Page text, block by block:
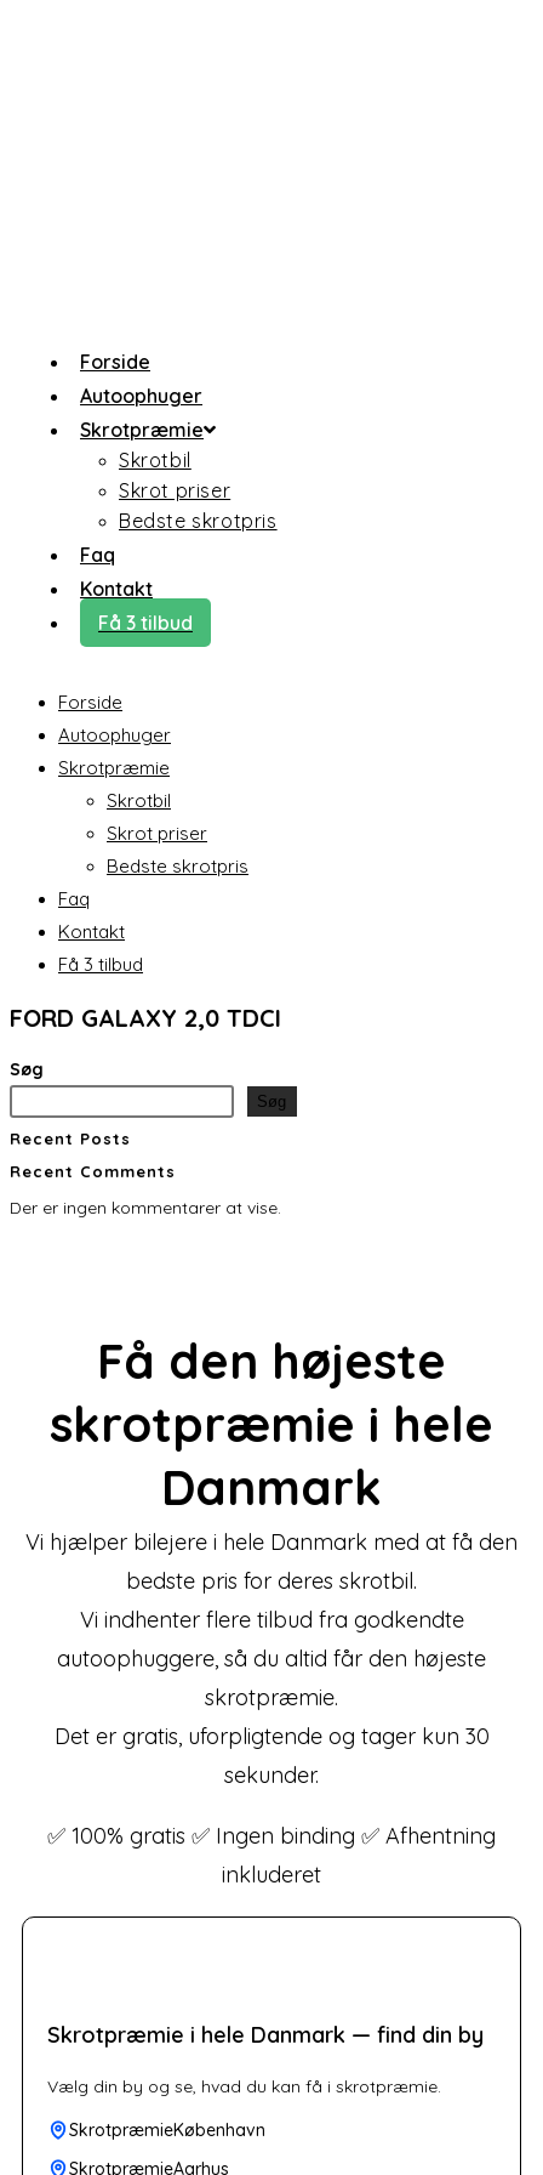
Forside
Autoophuger
Skrotpræmie
Skrotbil
Skrot priser
Bedste skrotpris
Faq
Kontakt
Få 3 tilbud
Forside
Autoophuger
Skrotpræmie
Skrotbil
Skrot priser
Bedste skrotpris
Faq
Kontakt
Få 3 tilbud
FORD GALAXY 2,0 TDCI
Søg
Søg
Recent Posts
Recent Comments
Der er ingen kommentarer at vise.
Få den højeste
skrotpræmie i hele
Danmark
Vi hjælper bilejere i hele Danmark med at få den
bedste pris for deres skrotbil.
Vi indhenter flere tilbud fra godkendte
autoophuggere, så du altid får den højeste
skrotpræmie.
Det er gratis, uforpligtende og tager kun 30
sekunder.
✅ 100% gratis ✅ Ingen binding ✅ Afhentning
inkluderet
Skrotpræmie i hele Danmark — find din by
Vælg din by og se, hvad du kan få i skrotpræmie.
SkrotpræmieKøbenhavn
SkrotpræmieAarhus